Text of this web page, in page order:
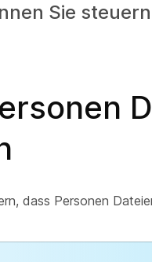
Sie
dass Personen